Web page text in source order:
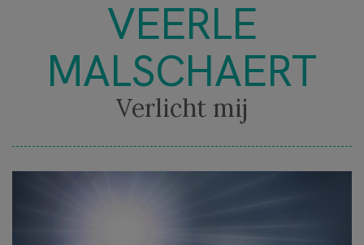
VEERLE
MALSCHAERT
Verlicht mij